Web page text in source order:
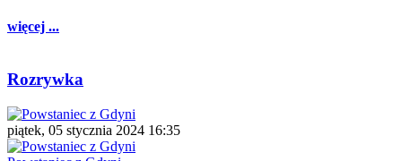
więcej ...
Rozrywka
piątek, 05 stycznia 2024 16:35